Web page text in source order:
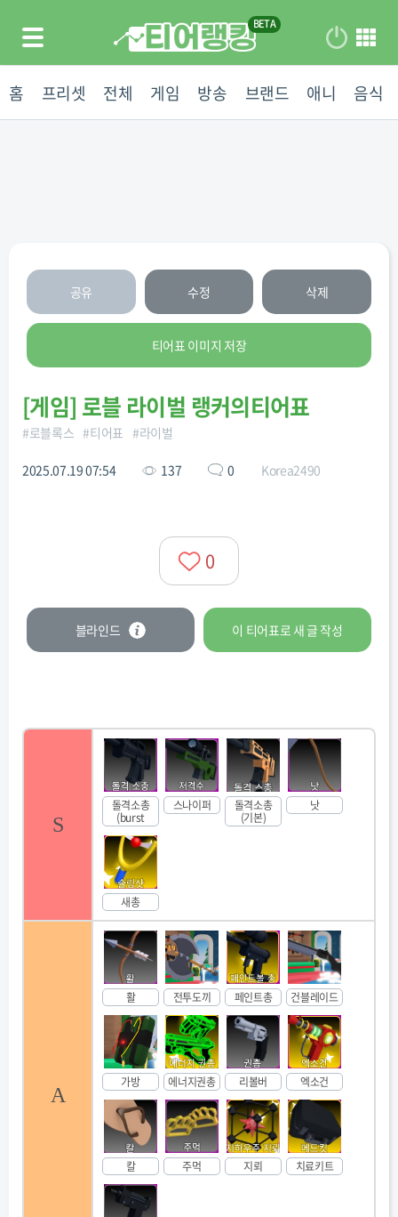
홈 프리셋 전체 게임 방송 브랜드 애니 음식
공유 수정 삭제
티어표 이미지 저장
[게임] 로블 라이벌 랭커의티어표
#로블록스 #티어표 #라이벌
2025.07.19 07:54 137 0 Korea2490
0
블라인드 이 티어표로 새 글 작성
S
돌격소총
(burst
스나이퍼 돌격소총
(기본)
낫
새총
A
활 전투도끼 페인트총 건블레이드
가방 에너지권총 리볼버 엑소건
칼 주먹 지뢰 치료키트